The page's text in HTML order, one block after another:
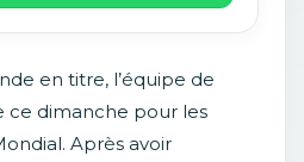
en titre, l’équipe de
ce dimanche pour les
Après avoir